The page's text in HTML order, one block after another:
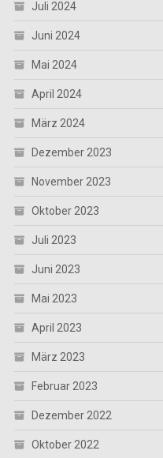
Juli 2024
Juni 2024
Mai 2024
April 2024
März 2024
Dezember 2023
November 2023
Oktober 2023
Juli 2023
Juni 2023
Mai 2023
April 2023
März 2023
Februar 2023
Dezember 2022
Oktober 2022